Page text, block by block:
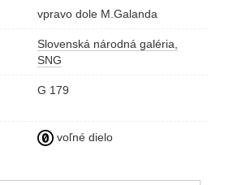
vpravo dole M.Galanda
Slovenská národná galéria,
SNG
G 179
voľné dielo